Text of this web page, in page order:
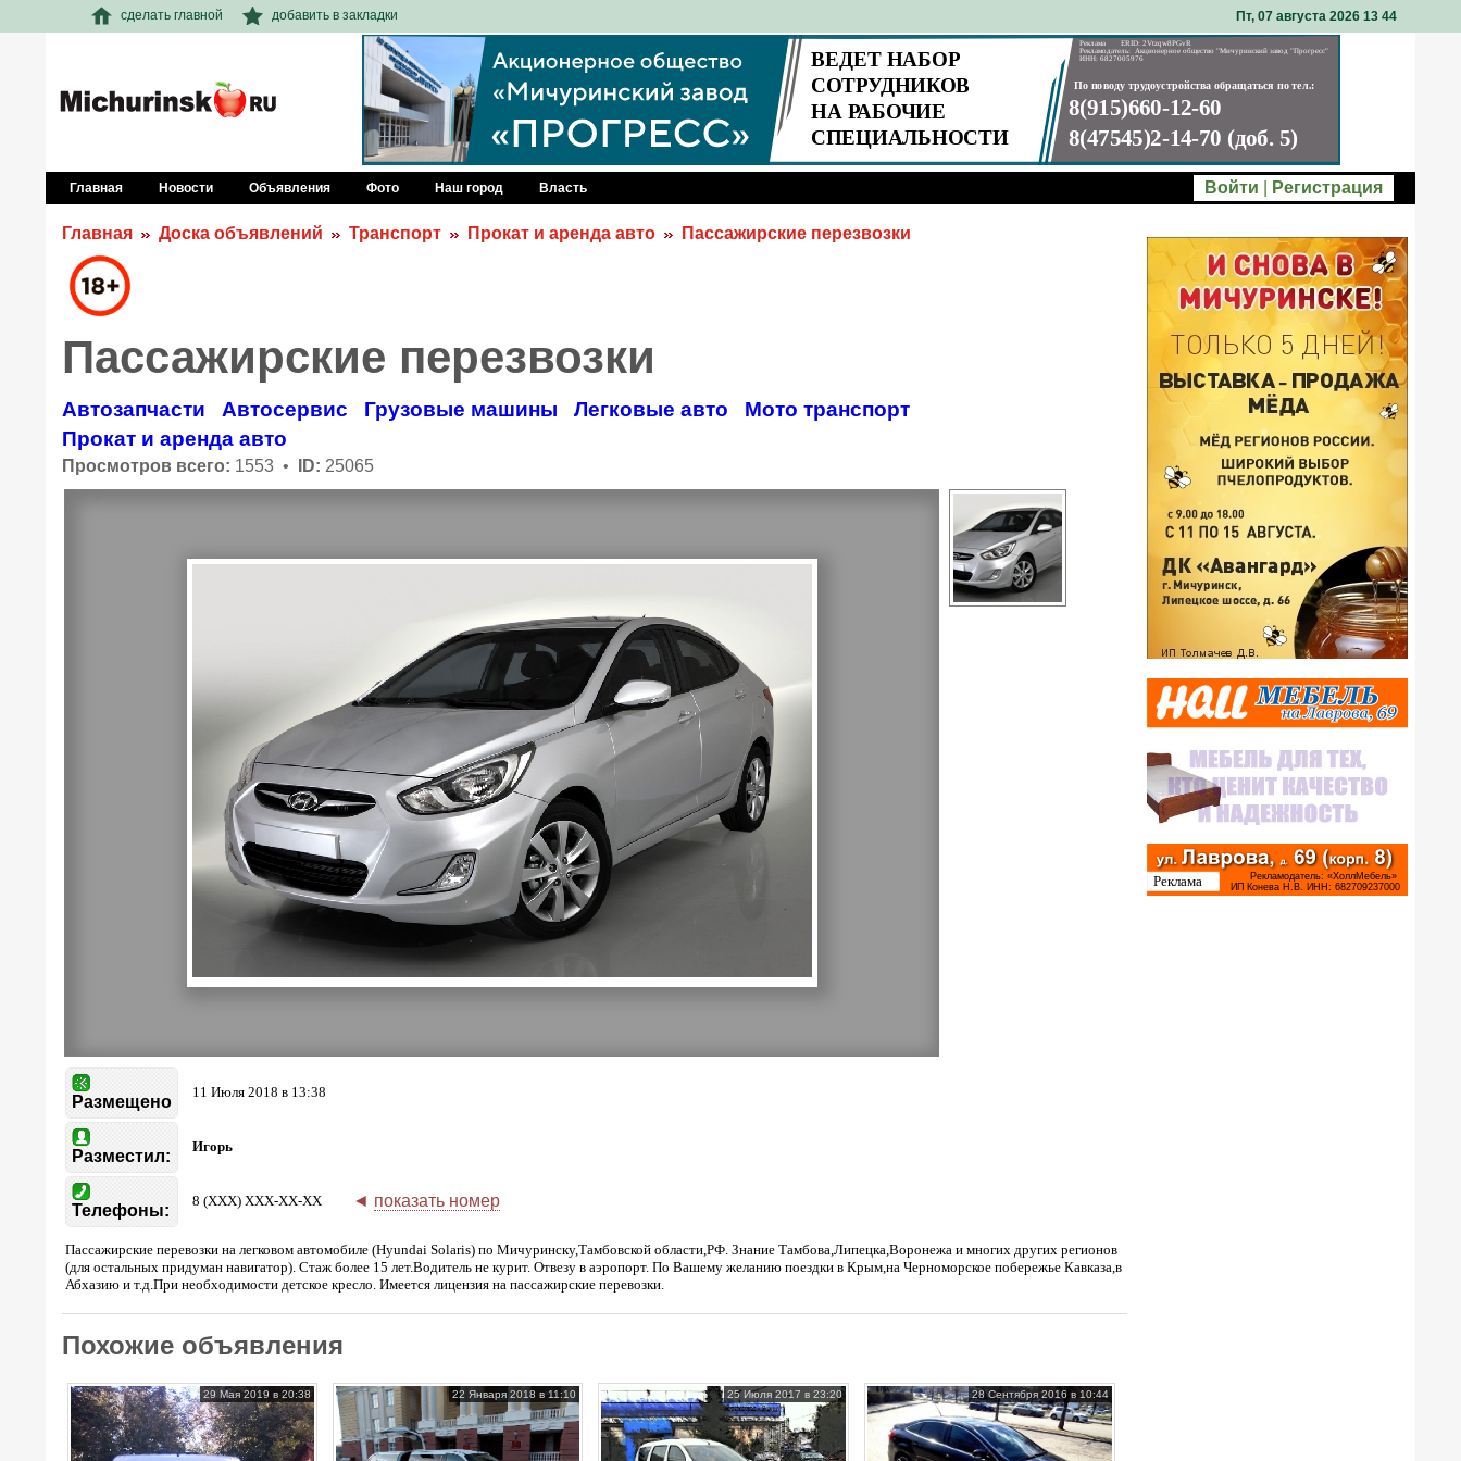
сделать главной добавить в закладки Пт, 07 августа 2026 13: 44
Главная Новости Объявления Фото Наш город Власть Войти Регистрация
Главная Доска объявлений Транспорт Прокат и аренда авто Пассажирские перезвозки
Пассажирские перезвозки
Автозапчасти Автосервис Грузовые машины Легковые авто
Мото транспорт
Прокат и аренда авто
Просмотров всего: 1553 • ID: 25065
Размещено
11 Июля 2018 в 13:38
Разместил:
Игорь
Телефоны:
8 (XXX) XXX-XX-XX ◄ показать номер
Пассажирские перевозки на легковом автомобиле (Hyundai Solaris) по Мичуринску,Тамбовской области,РФ. Знание Тамбова,Липецка,Воронежа и многих других регионов
(для остальных придуман навигатор). Стаж более 15 лет.Водитель не курит. Отвезу в аэропорт. По Вашему желанию поездки в Крым,на Черноморское побережье Кавказа,в
Абхазию и т.д.При необходимости детское кресло. Имеется лицензия на пассажирские перевозки.
Похожие объявления
29 Мая 2019 в 20:38 22 Января 2018 в 11:10 25 Июля 2017 в 23:20 28 Сентября 2016 в 10:44